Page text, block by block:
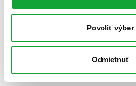
Povoliť výber
Odmietnuť